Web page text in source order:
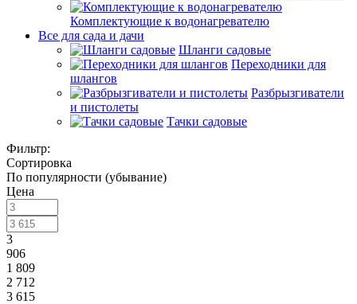
Комплектующие к водонагревателю
Все для сада и дачи
Шланги садовые
Переходники для
шлангов
Разбрызгиватели
и пистолеты
Тачки садовые
Фильтр:
Сортировка
По популярности (убывание)
Цена
3
906
1 809
2 712
3 615